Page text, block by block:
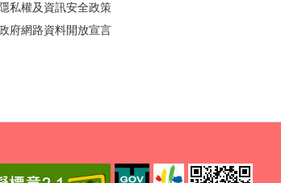
隱私權及資訊安全政策
府網路資料開放宣言